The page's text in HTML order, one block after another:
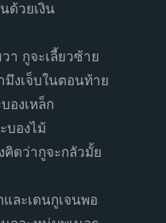
ด้วยเงิน
า กูจะเลี้ยวซ้าย
มึงเจ็บในตอนท้าย
องเหล็ก
บองไม้
ดว่ากูจะกลัวมั้ย
ละเดนกูเจนพอ